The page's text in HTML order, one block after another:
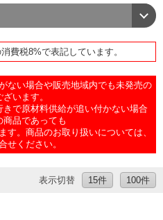
ド
プ
せ
スの重点課題
物件募集・購入
採用情報
ネットショッピング
費税8%で表記しています。
ない場合や販売地域内でも未発売の
います。
で原材料供給が追い付かない場合
商品であっても
す。商品のお取り扱いについては、
せください。
表示切替 15件 100件